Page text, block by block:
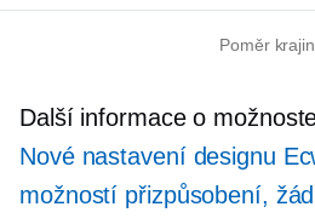
Poměr
Další informace o
Nové nastavení designu
možností přizpůsobení,